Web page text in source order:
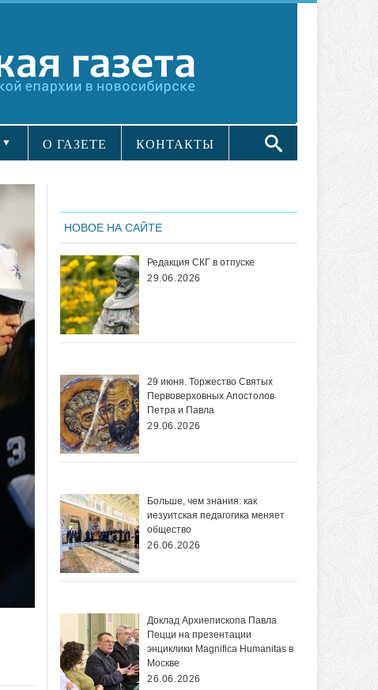
О ГАЗЕТЕ КОНТАКТЫ
НОВОЕ НА САЙТЕ
Редакция СКГ в отпуске
29.06.2026
29 июня. Торжество Святых
Первоверховных Апостолов
Петра и Павла
29.06.2026
Больше, чем знания: как
иезуитская педагогика меняет
общество
26.06.2026
Доклад Архиепископа Павла
Пецци на презентации
энциклики Magnifica Нumanitas в
Москве
26.06.2026